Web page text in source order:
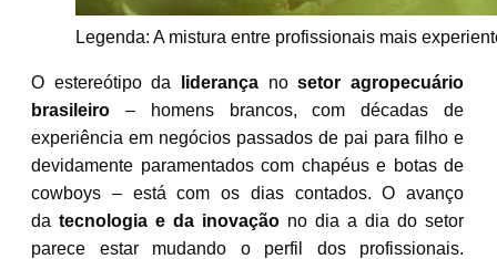
Legenda: A mistura entre profissionais mais
O estereótipo da liderança nosetor agropecuário
brasileiro – homens brancos, com décadas de
experiência em negócios passados de pai para filho e
devidamente paramentados com chapéus e botas de
cowboys – está com os dias contados. O avanço
da tecnologia e da inovação no dia a dia do setor
parece estar mudando o perfil dos profissionais.